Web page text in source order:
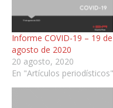
Informe COVID-19 – 19 de
agosto de 2020
20 agosto, 2020
En "Artículos periodísticos"